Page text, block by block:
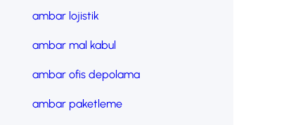
ambar lojistik
ambar mal kabul
ambar ofis depolama
ambar paketleme